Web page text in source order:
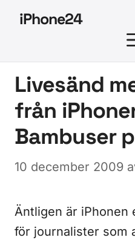
iPhone24
Livesänd
från
Bambuser
10 december 2009
Äntligen är iPhonen
för journalister som